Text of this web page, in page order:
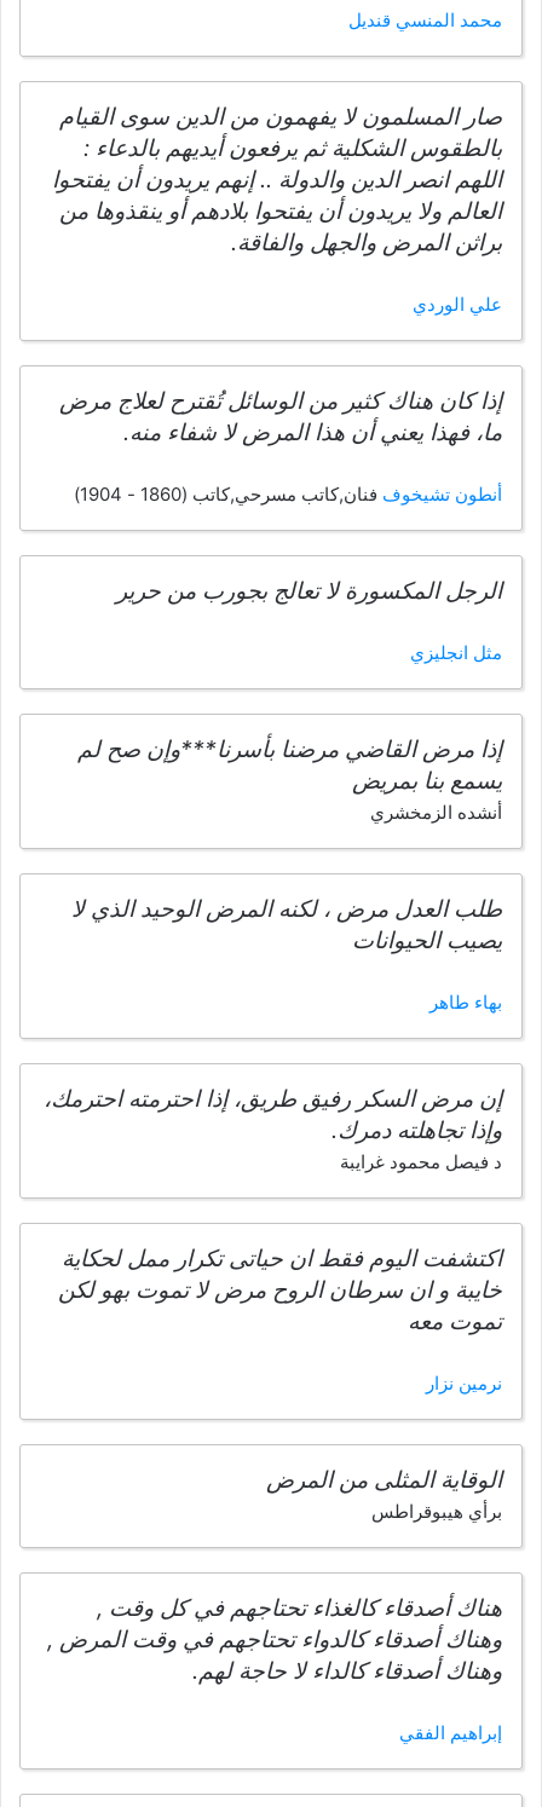
محمد المنسي قنديل
صار المسلمون لا يفهمون من الدين سوى القيام
بالطقوس الشكلية ثم يرفعون أيديهم بالدعاء :
اللهم انصر الدين والدولة .. إنهم يريدون أن يفتحوا
العالم ولا يريدون أن يفتحوا بلادهم أو ينقذوها من
براثن المرض والجهل والفاقة.
علي الوردي
إذا كان هناك كثير من الوسائل تُقترح لعلاج مرض
ما، فهذا يعني أن هذا المرض لا شفاء منه.
أنطون تشيخوف فنان,كاتب مسرحي,كاتب (1860 - 1904)
الرجل المكسورة لا تعالج بجورب من حرير
مثل انجليزي
إذا مرض القاضي مرضنا بأسرنا***وإن صح لم
يسمع بنا بمريض
أنشده الزمخشري
طلب العدل مرض ، لكنه المرض الوحيد الذي لا
يصيب الحيوانات
بهاء طاهر
إن مرض السكر رفيق طريق، إذا احترمته احترمك،
وإذا تجاهلته دمرك.
د فيصل محمود غرايبة
اكتشفت اليوم فقط ان حياتى تكرار ممل لحكاية
خايبة و ان سرطان الروح مرض لا تموت بهو لكن
تموت معه
نرمين نزار
الوقاية المثلى من المرض
برأي هيبوقراطس
هناك أصدقاء كالغذاء تحتاجهم في كل وقت ,
وهناك أصدقاء كالدواء تحتاجهم في وقت المرض ,
وهناك أصدقاء كالداء لا حاجة لهم.
إبراهيم الفقي